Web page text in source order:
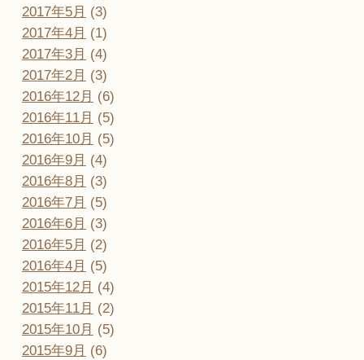
2017年5月 (3)
2017年4月 (1)
2017年3月 (4)
2017年2月 (3)
2016年12月 (6)
2016年11月 (5)
2016年10月 (5)
2016年9月 (4)
2016年8月 (3)
2016年7月 (5)
2016年6月 (3)
2016年5月 (2)
2016年4月 (5)
2015年12月 (4)
2015年11月 (2)
2015年10月 (5)
2015年9月 (6)